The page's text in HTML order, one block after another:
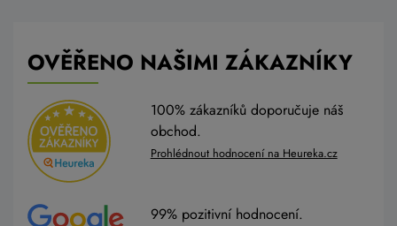
OVĚŘENO NAŠIMI ZÁKAZNÍKY
100% zákazníků doporučuje náš
obchod.
Prohlédnout hodnocení na Heureka.cz
99% pozitivní hodnocení.